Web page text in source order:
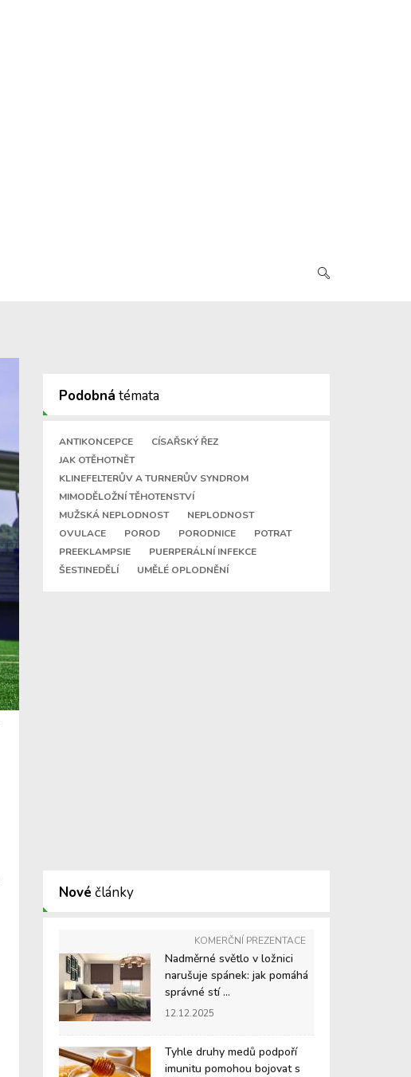
Podobná témata
ANTIKONCEPCE
CÍSAŘSKÝ ŘEZ
JAK OTĚHOTNĚT
KLINEFELTERŮV A TURNERŮV SYNDROM
MIMODĚLOŽNÍ TĚHOTENSTVÍ
MUŽSKÁ NEPLODNOST
NEPLODNOST
OVULACE
POROD PORODNICE
POTRAT
PREEKLAMPSIE
PUERPERÁLNÍ INFEKCE
ŠESTINEDĚLÍ
UMĚLÉ OPLODNĚNÍ
Nové články
KOMERČNÍ PREZENTACE
Nadměrné světlo v ložnici
narušuje spánek: jak pomáhá
správné stí ...
12.12.2025
Tyhle druhy medů podpoří
imunitu pomohou bojovat s